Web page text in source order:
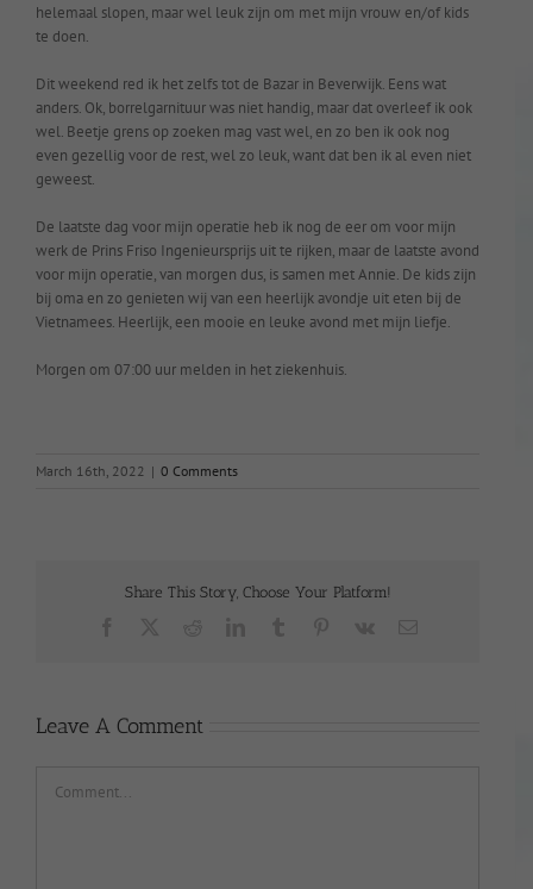
helemaal slopen, maar wel leuk zijn om met mijn vrouw en/of kids
te doen.
Dit weekend red ik het zelfs tot de Bazar in Beverwijk. Eens wat
anders. Ok, borrelgarnituur was niet handig, maar dat overleef ik ook
wel. Beetje grens op zoeken mag vast wel, en zo ben ik ook nog
even gezellig voor de rest, wel zo leuk, want dat ben ik al even niet
geweest.
De laatste dag voor mijn operatie heb ik nog de eer om voor mijn
werk de Prins Friso Ingenieursprijs uit te rijken, maar de laatste avond
voor mijn operatie, van morgen dus, is samen met Annie. De kids zijn
bij oma en zo genieten wij van een heerlijk avondje uit eten bij de
Vietnamees. Heerlijk, een mooie en leuke avond met mijn liefje.
Morgen om 07:00 uur melden in het ziekenhuis.
March 16th, 2022 | 0 Comments
Share This Story, Choose Your Platform!
Leave A Comment